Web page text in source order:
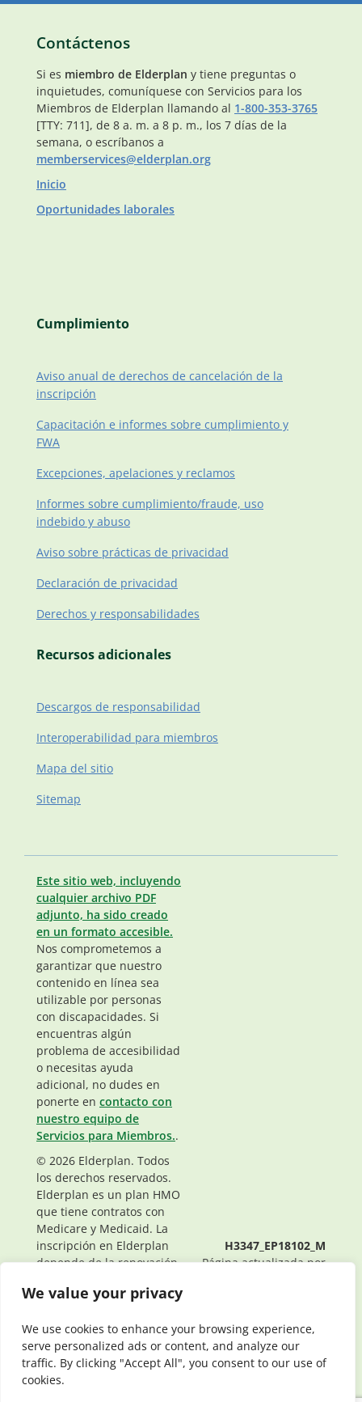
We value your privacy
We use cookies to enhance your browsing experience,
serve personalized ads or content, and analyze our
traffic. By clicking "Accept All", you consent to our use of
cookies.
Contáctenos
Si es miembro de Elderplan y tiene preguntas o
inquietudes, comuníquese con Servicios para los
Miembros de Elderplan llamando al 1-800-353-3765
[TTY: 711], de 8 a. m. a 8 p. m., los 7 días de la
semana, o escríbanos a
memberservices@elderplan.org
Inicio
Oportunidades laborales
Cumplimiento
Aviso anual de derechos de cancelación de la
inscripción
Capacitación e informes sobre cumplimiento y
FWA
Excepciones, apelaciones y reclamos
Informes sobre cumplimiento/fraude, uso
indebido y abuso
Aviso sobre prácticas de privacidad
Declaración de privacidad
Derechos y responsabilidades
Recursos adicionales
Descargos de responsabilidad
Interoperabilidad para miembros
Mapa del sitio
Sitemap
Este sitio web, incluyendo
cualquier archivo PDF
adjunto, ha sido creado
en un formato accesible.
Nos comprometemos a
garantizar que nuestro
contenido en línea sea
utilizable por personas
con discapacidades. Si
encuentras algún
problema de accesibilidad
o necesitas ayuda
adicional, no dudes en
ponerte en contacto con
nuestro equipo de
Servicios para Miembros..
© 2026 Elderplan. Todos
los derechos reservados.
Elderplan es un plan HMO
que tiene contratos con
Medicare y Medicaid. La
inscripción en Elderplan
depende de la renovación
H3347_EP18102_M
Página actualizada por